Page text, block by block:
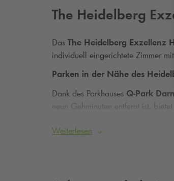
The Heidelberg
Das The Heidelberg Exzellenz
individuell eingerichtete Zimmer
Parken in der Nähe des
Dank des Parkhauses Q-Park
neun Gehminuten entfernt ist,
stressfrei parken und mit der
Weiterlesen